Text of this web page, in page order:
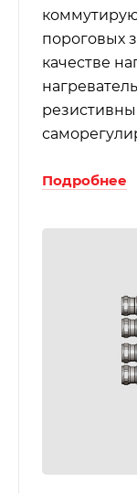
пороговых
качестве
Подробнее